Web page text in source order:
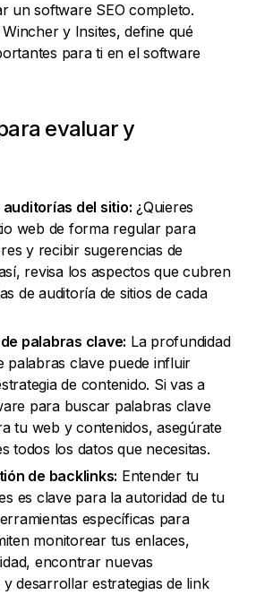
un software SEO completo.
y Insites, define qué
para ti en el software
evaluar y
auditorías del sitio: ¿Quieres
web de forma regular para
y recibir sugerencias de
revisa los aspectos que cubren
de auditoría de sitios de cada
palabras clave: La profundidad
palabras clave puede influir
de contenido. Si vas a
para buscar palabras clave
tu web y contenidos, asegúrate
todos los datos que necesitas.
de backlinks: Entender tu
es clave para la autoridad de tu
específicas para
monitorear tus enlaces,
encontrar nuevas
desarrollar estrategias de link